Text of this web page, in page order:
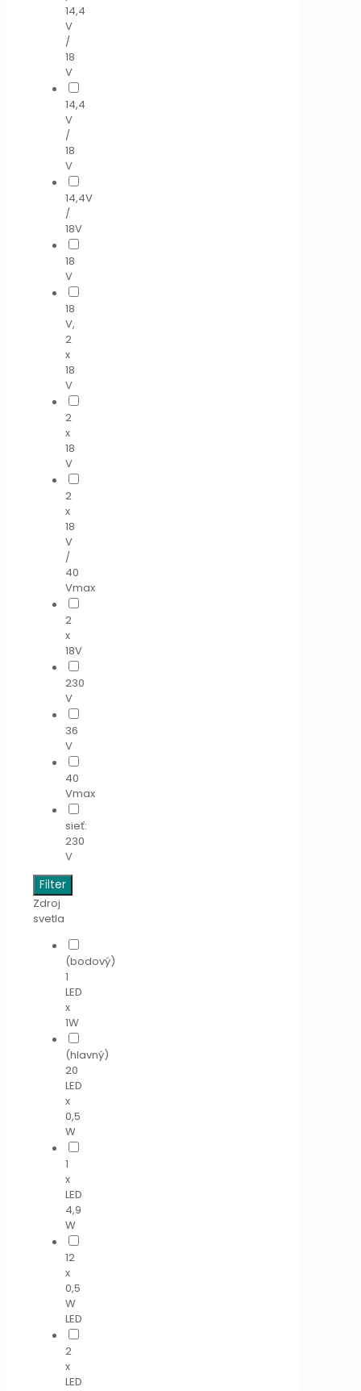
14,4
V
/
18
V
14,4
V
/
18
V
14,4V
/
18V
18
V
18
V,
2
x
18
V
2
x
18
V
2
x
18
V
/
40
Vmax
2
x
18V
230
V
36
V
40
Vmax
sieť:
230
V
Filter
Zdroj
svetla
(bodový)
1
LED
x
1W
(hlavný)
20
LED
x
0,5
W
1
x
LED
4,9
W
12
x
0,5
W
LED
2
x
LED